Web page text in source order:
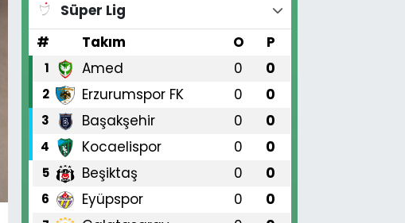
Süper Lig
#
Takım O P
1 Amed 0 0
2 Erzurumspor FK 0 0
3 Başakşehir 0 0
4 Kocaelispor 0 0
5 Beşiktaş 0 0
6 Eyüpspor 0 0